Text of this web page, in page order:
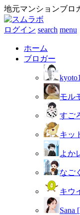
地元マンションブロ
ログイン search menu
ホーム
ブロガー
モル
すご
キッ
よか
なご
キウ
Sana